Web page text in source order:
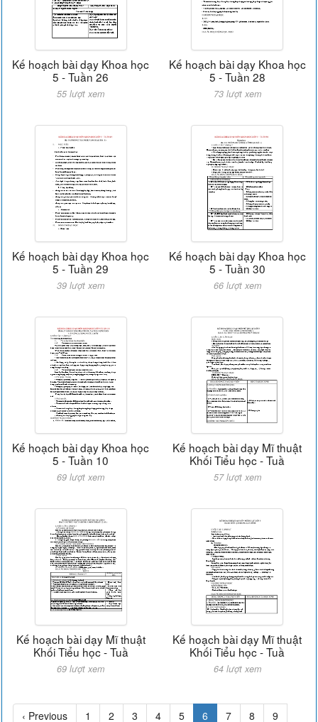
Kế hoạch bài dạy Khoa học
5 - Tuần 26
55 lượt xem
Kế hoạch bài dạy Khoa học
5 - Tuần 28
73 lượt xem
Kế hoạch bài dạy Khoa học
5 - Tuần 29
39 lượt xem
Kế hoạch bài dạy Khoa học
5 - Tuần 30
66 lượt xem
Kế hoạch bài dạy Khoa học
5 - Tuần 10
69 lượt xem
Kế hoạch bài dạy Mĩ thuật
Khối Tiểu học - Tuầ
57 lượt xem
Kế hoạch bài dạy Mĩ thuật
Khối Tiểu học - Tuầ
69 lượt xem
Kế hoạch bài dạy Mĩ thuật
Khối Tiểu học - Tuầ
64 lượt xem
‹ Previous 1 2 3 4 5 6 7 8 9